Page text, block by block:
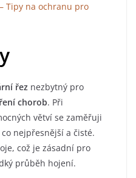
Tipy na ochranu pro
řez nezbytný pro
chorob. Při
větví se zaměřuji
nejpřesnější a čisté.
což je zásadní pro
průběh hojení.